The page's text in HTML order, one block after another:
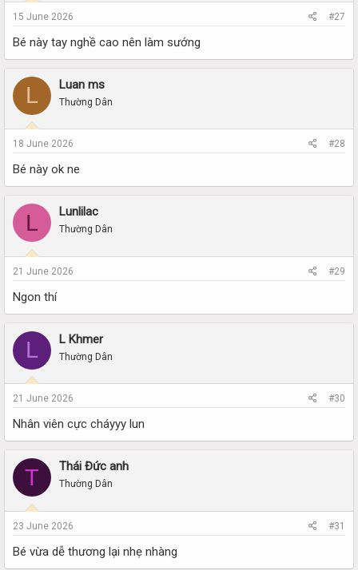
15 June 2026 #27
Bé này tay nghề cao nên làm sướng
L Luan ms
Thường Dân
18 June 2026 #28
Bé này ok ne
L Lunlilac
Thường Dân
21 June 2026 #29
Ngon thí
L L Khmer
Thường Dân
21 June 2026 #30
Nhân viên cực cháyyy lun
T Thái Đức anh
Thường Dân
23 June 2026 #31
Bé vừa dễ thương lại nhẹ nhàng